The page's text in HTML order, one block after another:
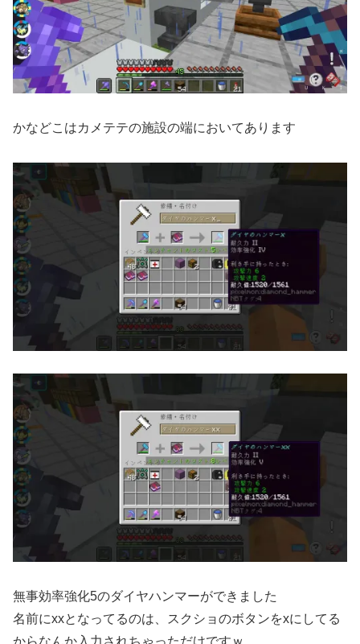
かなどこはカメテテの施設の端においてあります
無事効率強化5のダイヤハンマーができました
名前にxxとなってるのは、スクショのボタンをxにしてる
からなんか入力されちゃっただけですｗ